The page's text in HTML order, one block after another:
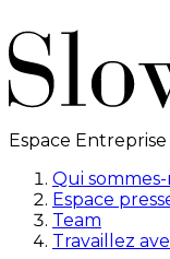
Espace Entreprise
Qui
Espace
Team
Travaillez